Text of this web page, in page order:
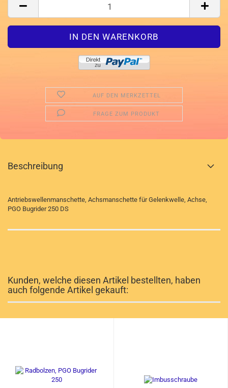
AUF DEN MERKZETTEL
FRAGE ZUM PRODUKT
Beschreibung
Antriebswellenmanschette, Achsmanschette für Gelenkwelle, Achse,
PGO Bugrider 250 DS
Kunden, welche diesen Artikel bestellten, haben
auch folgende Artikel gekauft: